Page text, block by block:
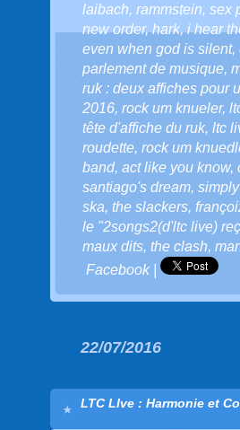
laibach, rammstein, sex
new order,hark,i hear
even when god is silent,
parlement de musique,
ruk : deux affiches pour
2016, rock um knueler,
tête d'affiche du ruk, ltc
roudette, rock um
band, act like you know,
santiago's dream,
ska, the slackers,
le "2songs2(d'ltc live)
maux dits, the clash,
Facebook|
22/07/2016
LTC LIve : Harmonie et